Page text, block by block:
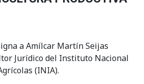
a Amílcar Martín Seijas
Jurídico del Instituto Nacional
(INIA).